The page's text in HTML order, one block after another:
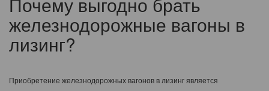
железнодорожные вагоны в
лизинг?
Приобретение железнодорожных вагонов в лизинг является